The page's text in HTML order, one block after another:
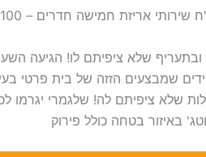
ובתעריף שלא ציפיתם לו! הגיעה
שמבצעים הזזה של בית פרטי
שלא ציפיתם לה! שלגמרי יגרמו
באיזור בטחה כולל פירוק